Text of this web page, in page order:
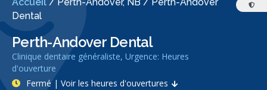
Dental
Perth-Andover Dental
Clinique dentaire généraliste, Urgence: Heures
d'ouverture
Fermé | Voir les heures d'ouvertures